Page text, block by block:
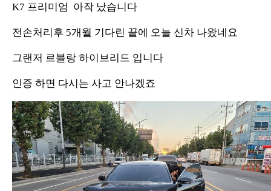
K7 프리미엄 아작 났습니다
전손처리후 5개월 기다린 끝에 오늘 신차 나왔네요
그랜저 르블랑 하이브리드 입니다
인증 하면 다시는 사고 안나겠죠